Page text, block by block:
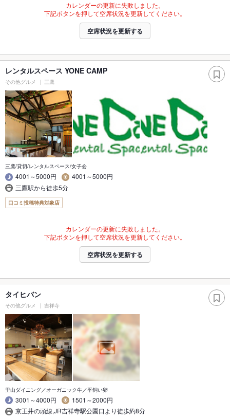
カレンダーの更新に失敗しました。
下記ボタンを押して空席状況を更新してください。
空席状況を更新する
レンタルスペース YONE CAMP
その他グルメ 三鷹
三鷹/貸切/レンタルスペース/女子会
4001～5000円
4001～5000円
三鷹駅から徒歩5分
口コミ投稿特典対象店
カレンダーの更新に失敗しました。
下記ボタンを押して空席状況を更新してください。
空席状況を更新する
タイヒバン
その他グルメ 吉祥寺
里山ダイニング／オーガニック牛／平飼い卵
3001～4000円
1501～2000円
京王井の頭線,JR吉祥寺駅公園口より徒歩約8分